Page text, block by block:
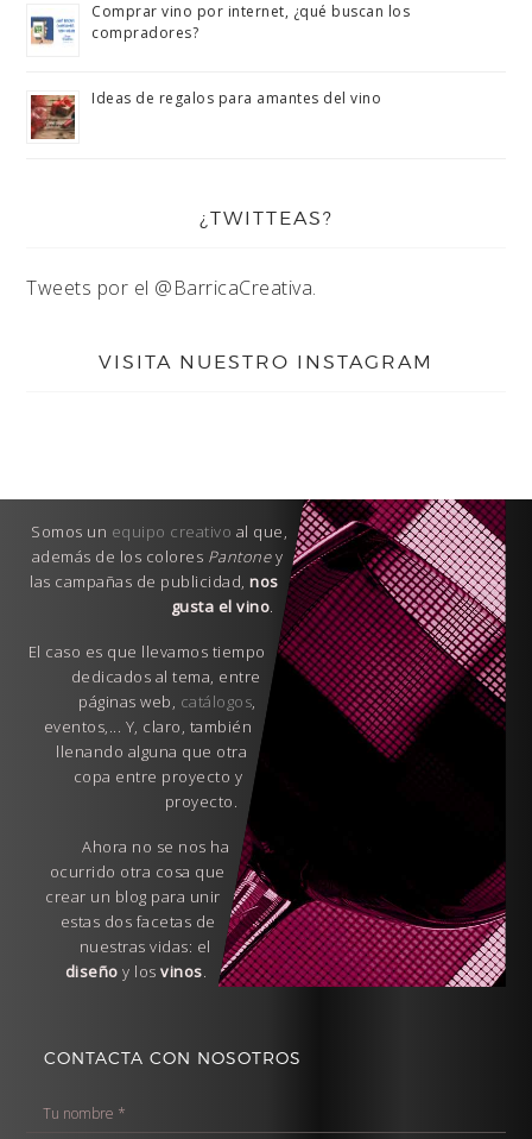
Comprar vino por internet, ¿qué buscan los
compradores?
Ideas de regalos para amantes del vino
¿TWITTEAS?
Tweets por el @BarricaCreativa.
VISITA NUESTRO INSTAGRAM
Somos un equipo creativo al que,
además de los colores Pantoney
las campañas de publicidad,nos
gusta el vino.
El caso es que llevamos tiempo
dedicados al tema, entre
páginas web, catálogos,
eventos,... Y, claro, también
llenando alguna que otra
copa entre proyecto y
proyecto.
Ahora no se nos ha
ocurrido otra cosa que
crear un blog para unir
estas dos facetas de
nuestras vidas: el
diseño y losvinos.
CONTACTA CON NOSOTROS